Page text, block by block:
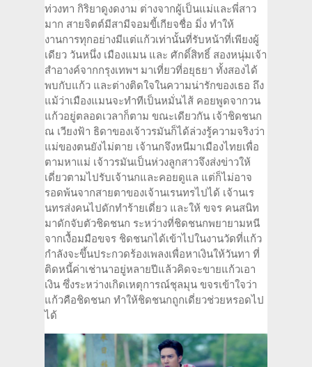
ท่วงทา กิริยาดูงดงาม ต่างจากผู้เป็นแม่และพี่สาว
มาก สายจิตต์มีสามีจอมขี้เกียจชื่อ มิ่ง ทำให้
งานการทุกอย่างมีแต่แก้วเท่านั้นที่รับหน้าที่เพียงผู้
เดียว วันหนึ่ง เมืองแมน และ ศักดิ์สิทธิ์ สองหนุ่มเจ้า
สำอางค์จากกรุงเทพฯ มาเที่ยวที่อยุธยา ทั้งสองได้
พบกับแก้ว และต่างติดใจในความน่ารักของเธอ ถึง
แม้ว่าเมืองแมนจะทำทีเป็นหมั่นไส้ คอยพูดจากวน
แก้วอยู่ตลอดเวลาก็ตาม ขณะเดียวกัน เจ้าชิดชนก
ณ เวียงฟ้า ธิดาของเจ้าวรมันก็ได้ล่วงรู้ความจริงว่า
แม่ของตนยังไม่ตาย เจ้านกจึงหนีมาเมืองไทยเพื่อ
ตามหาแม่ เจ้าวรมันเป็นห่วงลูกสาวจึงส่งข่าวให้
เดี่ยวตามไปรับเจ้านกและคอยดูแล แต่ก็ไม่อาจ
รอดพ้นจากสายตาของเจ้านเรนทรไปได้ เจ้านเร
นทรส่งคนไปดักทำร้ายเดี่ยว และให้ ขจร คนสนิท
มาดักจับตัวชิดชนก ระหว่างที่ชิดชนกพยายามหนี
จากเงื้อมมือขจร ชิดชนกได้เข้าไปในงานวัดที่แก้ว
กำลังจะขึ้นประกวดร้องเพลงเพื่อหาเงินให้วันทา ที่
ติดหนี้ค่าเช่านาอยู่หลายปีแล้วคิดจะขายแก้วเอา
เงิน ซึ่งระหว่างเกิดเหตุการณ์ชุลมุน ขจรเข้าใจว่า
แก้วคือชิดชนก ทำให้ชิดชนกถูกเดี่ยวช่วยหรอดไป
ได้